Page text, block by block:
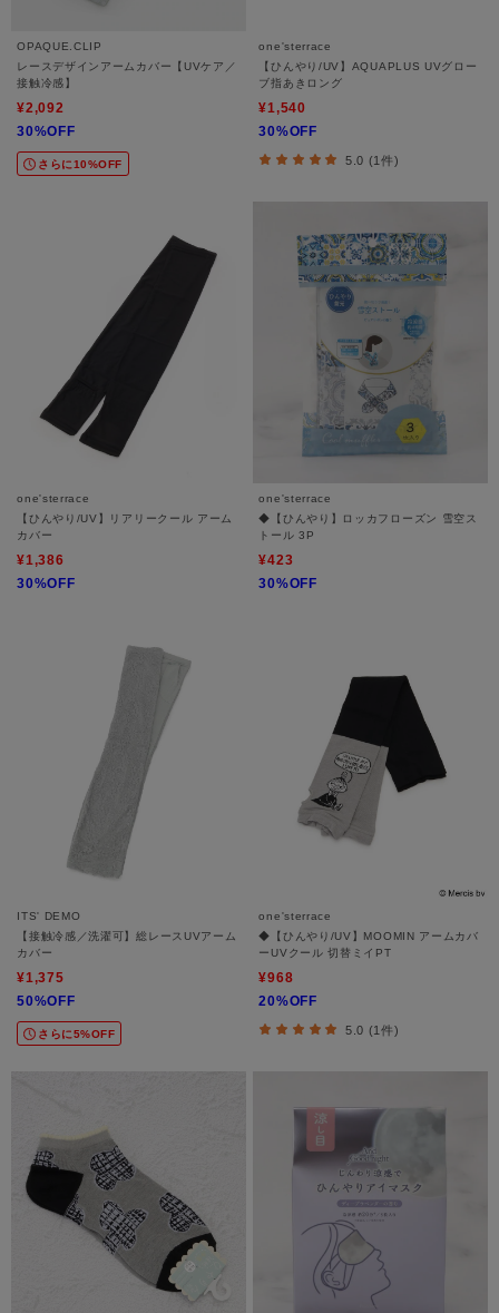
OPAQUE.CLIP
レースデザインアームカバー【UVケア／
接触冷感】
¥2,092
30%OFF
さらに10%OFF
one'sterrace
【ひんやり/UV】AQUAPLUS UVグロー
ブ指あきロング
¥1,540
30%OFF
5.0 (1件)
one'sterrace
【ひんやり/UV】リアリークール アーム
カバー
¥1,386
30%OFF
one'sterrace
◆【ひんやり】ロッカフローズン 雪空ス
トール 3P
¥423
30%OFF
ITS' DEMO
【接触冷感／洗濯可】総レースUVアーム
カバー
¥1,375
50%OFF
さらに5%OFF
one'sterrace
◆【ひんやり/UV】MOOMIN アームカバ
ーUVクール 切替ミイPT
¥968
20%OFF
5.0 (1件)